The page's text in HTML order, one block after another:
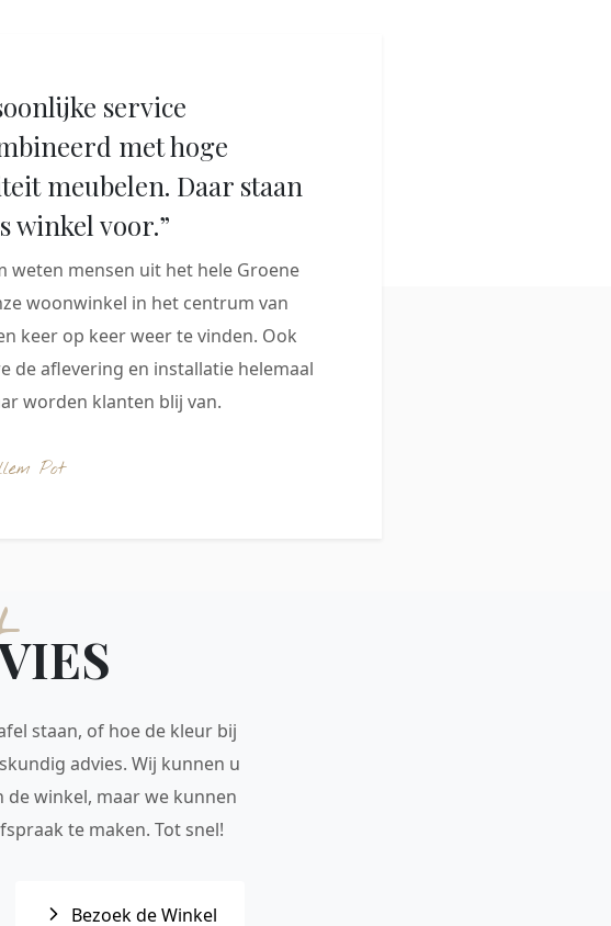
service
met hoge
meubelen. Daar staan
winkel voor.”
weten mensen uit het hele Groene
woonwinkel in het centrum van
keer op keer weer te vinden. Ook
de aflevering en installatie helemaal
worden klanten blij van.
Pot
staan, of hoe de kleur bij
advies. Wij kunnen u
winkel, maar we kunnen
te maken. Tot snel!
Bezoek de Winkel